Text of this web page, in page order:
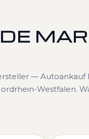
— Autoankauf
Westfalen.